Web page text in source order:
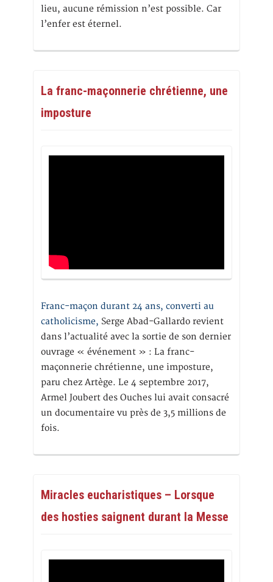
lieu, aucune rémission n’est possible. Car
l’enfer est éternel.
La franc-maçonnerie chrétienne, une
imposture
Franc-maçon durant 24 ans, converti au
catholicisme, Serge Abad-Gallardo revient
dans l’actualité avec la sortie de son dernier
ouvrage « événement » : La franc-
maçonnerie chrétienne, une imposture,
paru chez Artège. Le 4 septembre 2017,
Armel Joubert des Ouches lui avait consacré
un documentaire vu près de 3,5 millions de
fois.
Miracles eucharistiques – Lorsque
des hosties saignent durant la Messe